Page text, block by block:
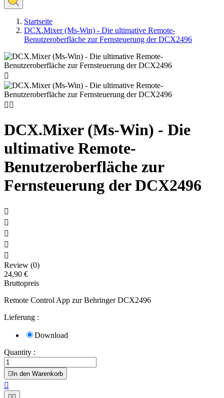
Startseite
DCX.Mixer (Ms-Win) - Die ultimative Remote-
Benutzeroberfläche zur Fernsteuerung der DCX2496

 
DCX.Mixer (Ms-Win) - Die
ultimative Remote-
Benutzeroberfläche zur
Fernsteuerung der DCX2496





Review (0)
24,90 €
Bruttopreis
Remote Control App zur Behringer DCX2496
Lieferung :
Download
Quantity :
In den Warenkorb
